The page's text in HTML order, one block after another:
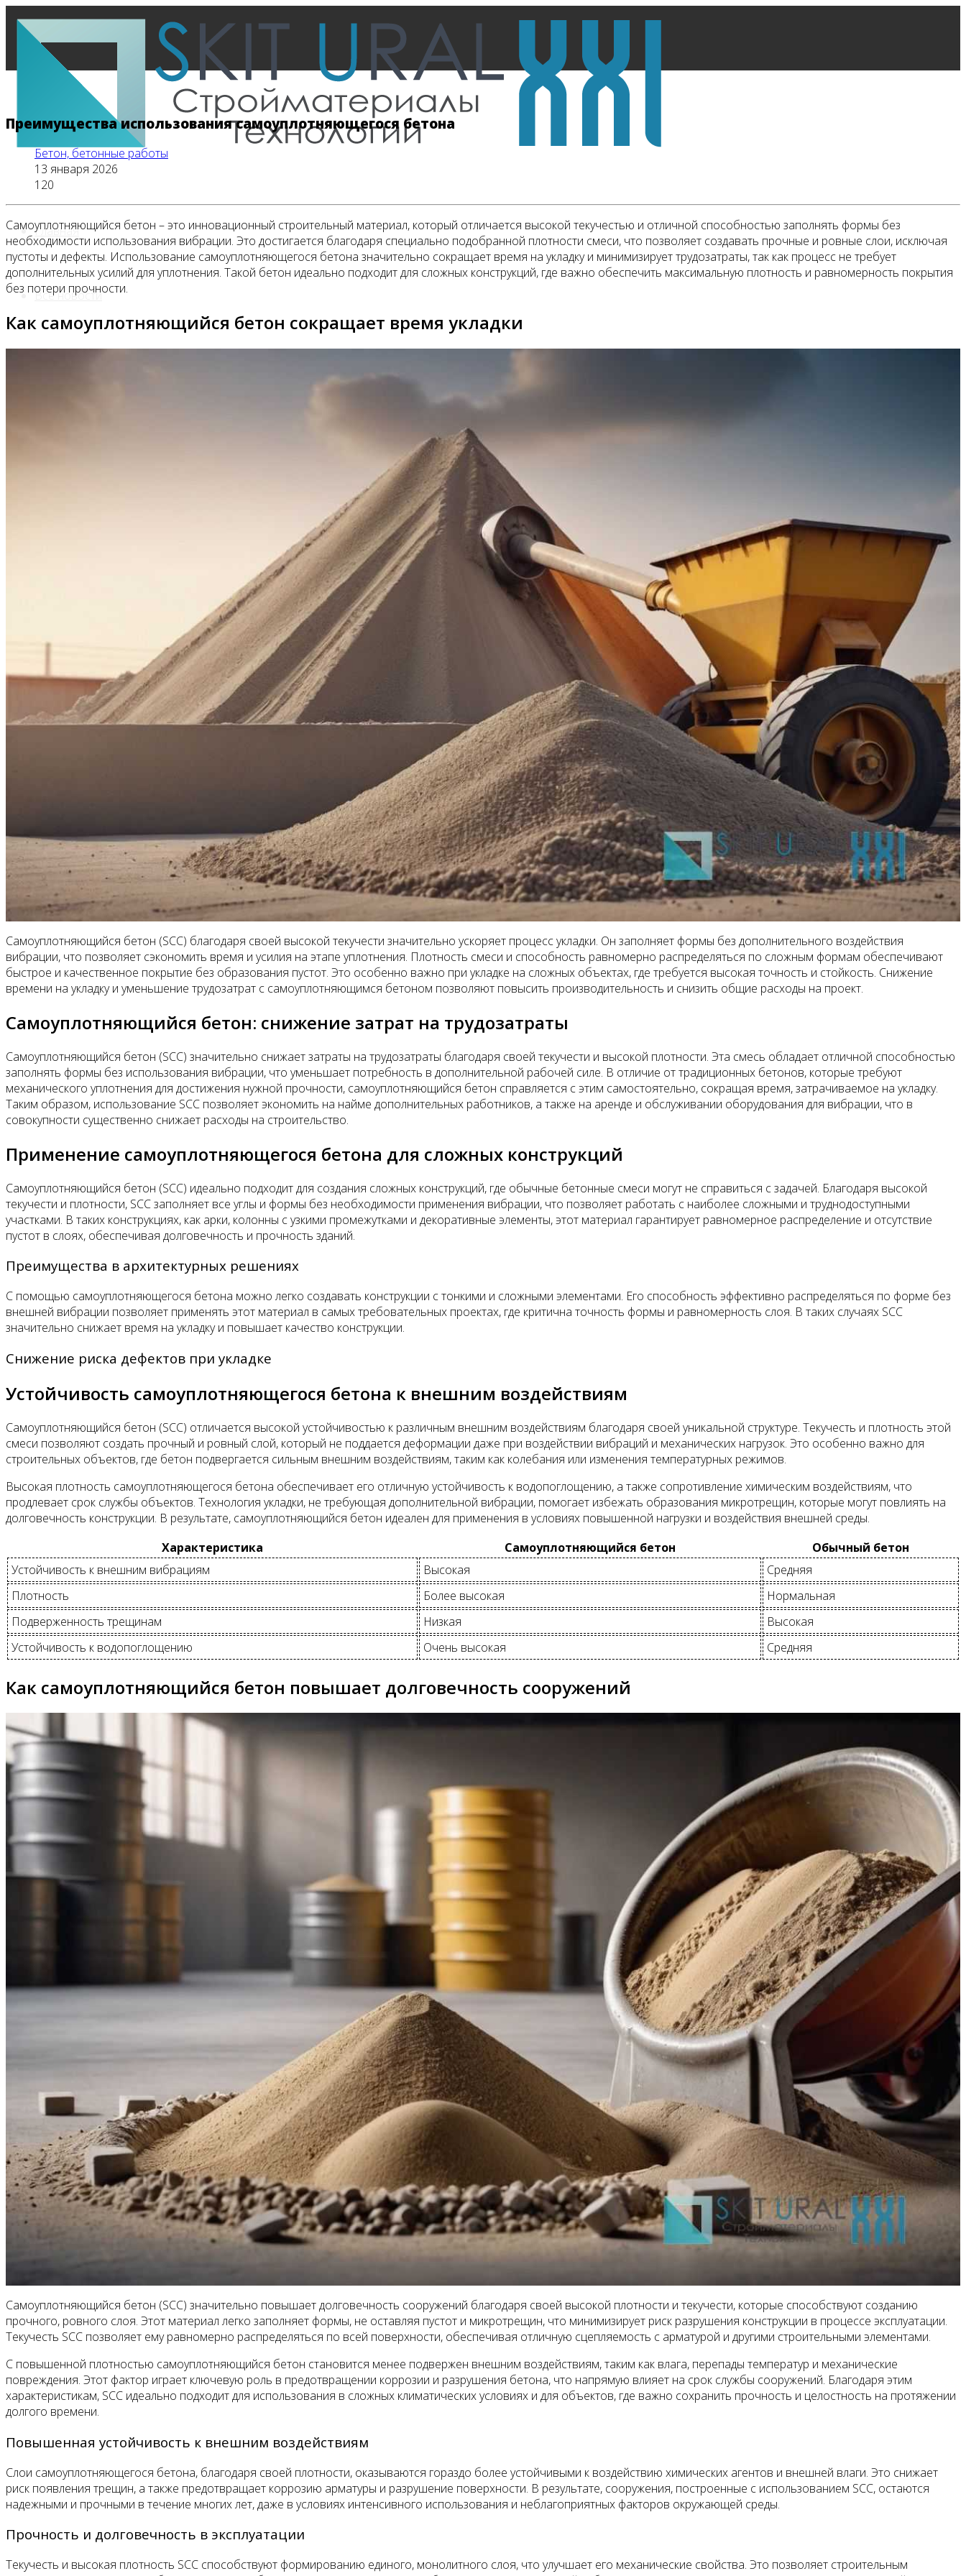
Главная
Все новости
Преимущества использования самоуплотняющегося бетона
Бетон, бетонные работы
13 января 2026
120
Самоуплотняющийся бетон – это инновационный строительный материал, который отличается высокой текучестью и отличной способностью заполнять формы без
необходимости использования вибрации. Это достигается благодаря специально подобранной плотности смеси, что позволяет создавать прочные и ровные слои, исключая
пустоты и дефекты. Использование самоуплотняющегося бетона значительно сокращает время на укладку и минимизирует трудозатраты, так как процесс не требует
дополнительных усилий для уплотнения. Такой бетон идеально подходит для сложных конструкций, где важно обеспечить максимальную плотность и равномерность покрытия
без потери прочности.
Как самоуплотняющийся бетон сокращает время укладки
Самоуплотняющийся бетон (SCC) благодаря своей высокой текучести значительно ускоряет процесс укладки. Он заполняет формы без дополнительного воздействия
вибрации, что позволяет сэкономить время и усилия на этапе уплотнения. Плотность смеси и способность равномерно распределяться по сложным формам обеспечивают
быстрое и качественное покрытие без образования пустот. Это особенно важно при укладке на сложных объектах, где требуется высокая точность и стойкость. Снижение
времени на укладку и уменьшение трудозатрат с самоуплотняющимся бетоном позволяют повысить производительность и снизить общие расходы на проект.
Самоуплотняющийся бетон: снижение затрат на трудозатраты
Самоуплотняющийся бетон (SCC) значительно снижает затраты на трудозатраты благодаря своей текучести и высокой плотности. Эта смесь обладает отличной способностью
заполнять формы без использования вибрации, что уменьшает потребность в дополнительной рабочей силе. В отличие от традиционных бетонов, которые требуют
механического уплотнения для достижения нужной прочности, самоуплотняющийся бетон справляется с этим самостоятельно, сокращая время, затрачиваемое на укладку.
Таким образом, использование SCC позволяет экономить на найме дополнительных работников, а также на аренде и обслуживании оборудования для вибрации, что в
совокупности существенно снижает расходы на строительство.
Применение самоуплотняющегося бетона для сложных конструкций
Самоуплотняющийся бетон (SCC) идеально подходит для создания сложных конструкций, где обычные бетонные смеси могут не справиться с задачей. Благодаря высокой
текучести и плотности, SCC заполняет все углы и формы без необходимости применения вибрации, что позволяет работать с наиболее сложными и труднодоступными
участками. В таких конструкциях, как арки, колонны с узкими промежутками и декоративные элементы, этот материал гарантирует равномерное распределение и отсутствие
пустот в слоях, обеспечивая долговечность и прочность зданий.
Преимущества в архитектурных решениях
С помощью самоуплотняющегося бетона можно легко создавать конструкции с тонкими и сложными элементами. Его способность эффективно распределяться по форме без
внешней вибрации позволяет применять этот материал в самых требовательных проектах, где критична точность формы и равномерность слоя. В таких случаях SCC
значительно снижает время на укладку и повышает качество конструкции.
Снижение риска дефектов при укладке
Устойчивость самоуплотняющегося бетона к внешним воздействиям
Самоуплотняющийся бетон (SCC) отличается высокой устойчивостью к различным внешним воздействиям благодаря своей уникальной структуре. Текучесть и плотность этой
смеси позволяют создать прочный и ровный слой, который не поддается деформации даже при воздействии вибраций и механических нагрузок. Это особенно важно для
строительных объектов, где бетон подвергается сильным внешним воздействиям, таким как колебания или изменения температурных режимов.
Высокая плотность самоуплотняющегося бетона обеспечивает его отличную устойчивость к водопоглощению, а также сопротивление химическим воздействиям, что
продлевает срок службы объектов. Технология укладки, не требующая дополнительной вибрации, помогает избежать образования микротрещин, которые могут повлиять на
долговечность конструкции. В результате, самоуплотняющийся бетон идеален для применения в условиях повышенной нагрузки и воздействия внешней среды.
Характеристика
Самоуплотняющийся бетон
Обычный бетон
Устойчивость к внешним вибрациям
Высокая
Средняя
Плотность
Более высокая
Нормальная
Подверженность трещинам
Низкая
Высокая
Устойчивость к водопоглощению
Очень высокая Средняя
Как самоуплотняющийся бетон повышает долговечность сооружений
Самоуплотняющийся бетон (SCC) значительно повышает долговечность сооружений благодаря своей высокой плотности и текучести, которые способствуют созданию
прочного, ровного слоя. Этот материал легко заполняет формы, не оставляя пустот и микротрещин, что минимизирует риск разрушения конструкции в процессе эксплуатации.
Текучесть SCC позволяет ему равномерно распределяться по всей поверхности, обеспечивая отличную сцепляемость с арматурой и другими строительными элементами.
С повышенной плотностью самоуплотняющийся бетон становится менее подвержен внешним воздействиям, таким как влага, перепады температур и механические
повреждения. Этот фактор играет ключевую роль в предотвращении коррозии и разрушения бетона, что напрямую влияет на срок службы сооружений. Благодаря этим
характеристикам, SCC идеально подходит для использования в сложных климатических условиях и для объектов, где важно сохранить прочность и целостность на протяжении
долгого времени.
Повышенная устойчивость к внешним воздействиям
Слои самоуплотняющегося бетона, благодаря своей плотности, оказываются гораздо более устойчивыми к воздействию химических агентов и внешней влаги. Это снижает
риск появления трещин, а также предотвращает коррозию арматуры и разрушение поверхности. В результате, сооружения, построенные с использованием SCC, остаются
надежными и прочными в течение многих лет, даже в условиях интенсивного использования и неблагоприятных факторов окружающей среды.
Прочность и долговечность в эксплуатации
Текучесть и высокая плотность SCC способствуют формированию единого, монолитного слоя, что улучшает его механические свойства. Это позволяет строительным